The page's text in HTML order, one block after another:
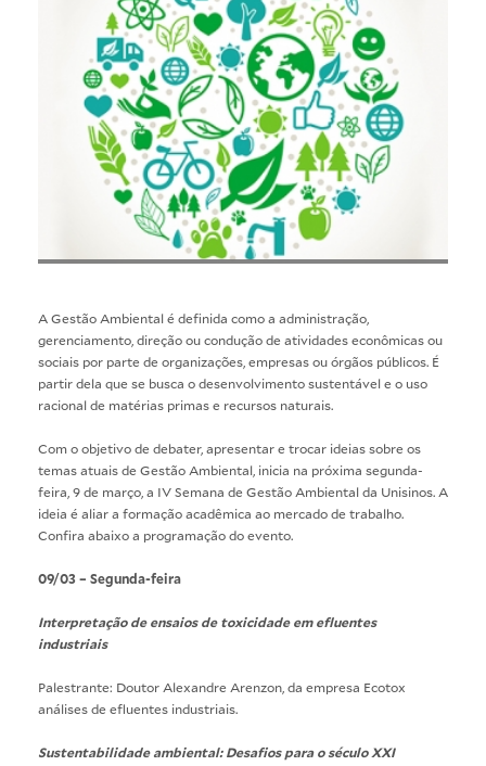
A Gestão Ambiental é definida como a administração,
gerenciamento, direção ou condução de atividades econômicas ou
sociais por parte de organizações, empresas ou órgãos públicos. É
partir dela que se busca o desenvolvimento sustentável e o uso
racional de matérias primas e recursos naturais.
Com o objetivo de debater, apresentar e trocar ideias sobre os
temas atuais de Gestão Ambiental, inicia na próxima segunda-
feira, 9 de março, a IV Semana de Gestão Ambiental da Unisinos. A
ideia é aliar a formação acadêmica ao mercado de trabalho.
Confira abaixo a programação do evento.
09/03 – Segunda-feira
Interpretação de ensaios de toxicidade em efluentes
industriais
Palestrante: Doutor Alexandre Arenzon, da empresa Ecotox
análises de efluentes industriais.
Sustentabilidade ambiental: Desafios para o século XXI